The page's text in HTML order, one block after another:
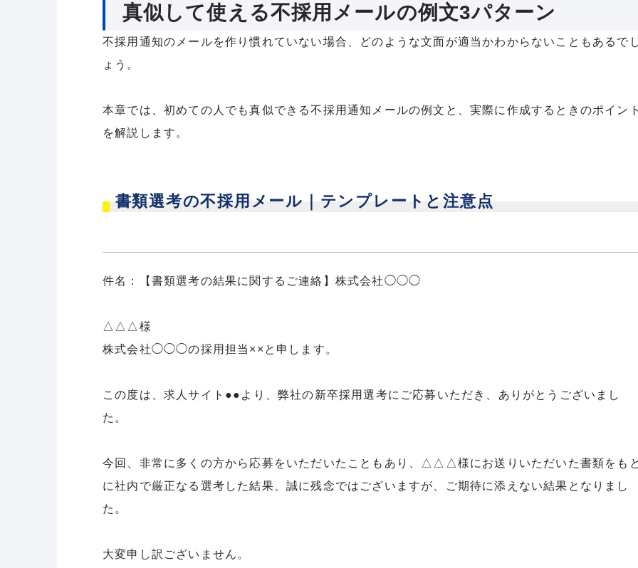
真似して使える不採用メールの例文3パターン
不採用通知のメールを作り慣れていない場合、どのような文面が適当かわからないこともあるで
ょう。
本章では、初めての人でも真似できる不採用通知メールの例文と、実際に作成するときのポイン
を解説します。
書類選考の不採用メール｜テンプレートと注意点
件名：【書類選考の結果に関するご連絡】株式会社◯◯◯
△△△様
株式会社◯◯◯の採用担当××と申します。
この度は、求人サイト●●より、弊社の新卒採用選考にご応募いただき、ありがとうございまし
た。
今回、非常に多くの方から応募をいただいたこともあり、△△△様にお送りいただいた書類をも
に社内で厳正なる選考した結果、誠に残念ではございますが、ご期待に添えない結果となりまし
た。
大変申し訳ございません。